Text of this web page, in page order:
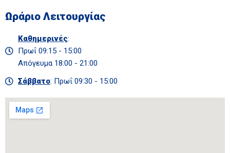
Ωράριο Λειτουργίας
Καθημερινές:
Πρωΐ 09:15 - 15:00
Απόγευμα 18:00 - 21:00
Σάββατο: Πρωΐ 09:30 - 15:00